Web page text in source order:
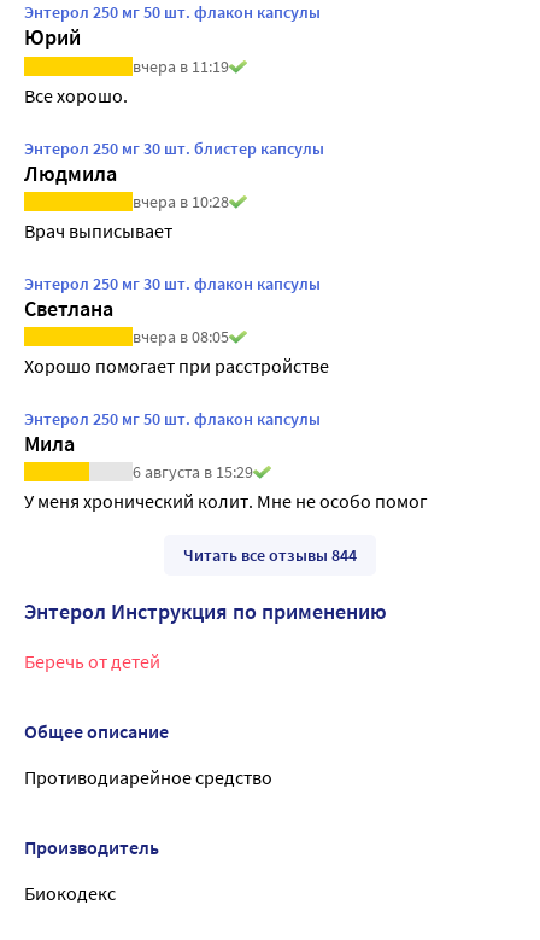
Энтерол 250 мг 50 шт. флакон капсулы
Юрий
вчера в 11:19
Все хорошо.
Энтерол 250 мг 30 шт. блистер капсулы
Людмила
вчера в 10:28
Врач выписывает
Энтерол 250 мг 30 шт. флакон капсулы
Светлана
вчера в 08:05
Хорошо помогает при расстройстве
Энтерол 250 мг 50 шт. флакон капсулы
Мила
6 августа в 15:29
У меня хронический колит. Мне не особо помог
Читать все отзывы 844
Энтерол Инструкция по применению
Беречь от детей
Общее описание
Противодиарейное средство
Производитель
Биокодекс